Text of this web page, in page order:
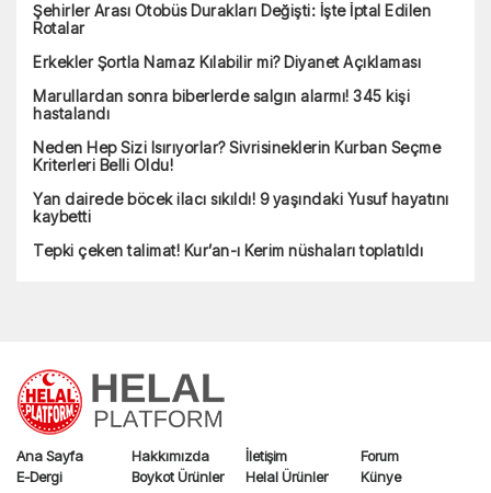
Şehirler Arası Otobüs Durakları Değişti: İşte İptal Edilen
Rotalar
Erkekler Şortla Namaz Kılabilir mi? Diyanet Açıklaması
Marullardan sonra biberlerde salgın alarmı! 345 kişi
hastalandı
Neden Hep Sizi Isırıyorlar? Sivrisineklerin Kurban Seçme
Kriterleri Belli Oldu!
Yan dairede böcek ilacı sıkıldı! 9 yaşındaki Yusuf hayatını
kaybetti
Tepki çeken talimat! Kur’an-ı Kerim nüshaları toplatıldı
Ana Sayfa Hakkımızda İletişim
Forum
E-Dergi
Boykot Ürünler Helal Ürünler Künye